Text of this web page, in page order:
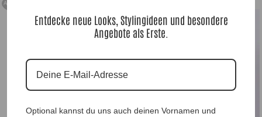
Ausverkauft
Entdecke neue Looks, Stylingideen und besondere
Angebote als Erste.
Optional kannst du uns auch deinen Vornamen und